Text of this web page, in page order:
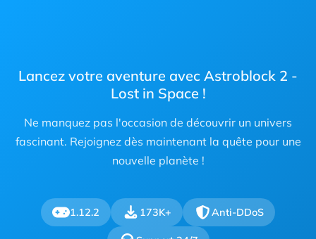
Lancez votre aventure avec Astroblock 2 -
Lost in Space !
Ne manquez pas l'occasion de découvrir un univers
fascinant. Rejoignez dès maintenant la quête pour une
nouvelle planète !
1.12.2 173K+ Anti-DDoS